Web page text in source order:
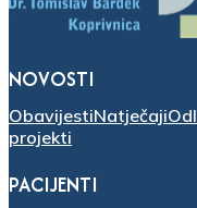
NOVOSTI
ObavijestiNatječaji
projekti
PACIJENTI